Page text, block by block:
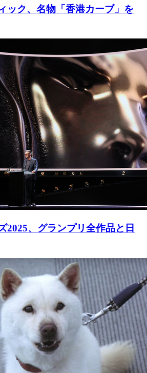
ック、名物「香港カーブ」を
2025、グランプリ全作品と日